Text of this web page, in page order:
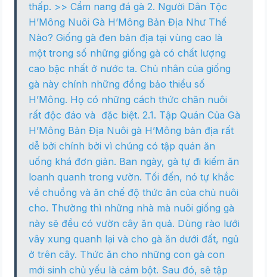
thấp. >> Cẩm nang đá gà 2. Người Dân Tộc
H’Mông Nuôi Gà H’Mông Bản Địa Như Thế
Nào? Giống gà đen bản địa tại vùng cao là
một trong số những giống gà có chất lượng
cao bậc nhất ở nước ta. Chủ nhân của giống
gà này chính những đồng bảo thiểu số
H’Mông. Họ có những cách thức chăn nuôi
rất độc đáo và đặc biệt. 2.1. Tập Quán Của Gà
H’Mông Bản Địa Nuôi gà H’Mông bản địa rất
dễ bởi chính bởi vì chúng có tập quán ăn
uống khá đơn giản. Ban ngày, gà tự đi kiếm ăn
loanh quanh trong vườn. Tối đến, nó tự khắc
về chuồng và ăn chế độ thức ăn của chủ nuôi
cho. Thường thì những nhà mà nuôi giống gà
này sẽ đều có vườn cây ăn quả. Dùng rào lưới
vây xung quanh lại và cho gà ăn dưới đất, ngủ
ở trên cây. Thức ăn cho những con gà con
mới sinh chủ yếu là cám bột. Sau đó, sẽ tập